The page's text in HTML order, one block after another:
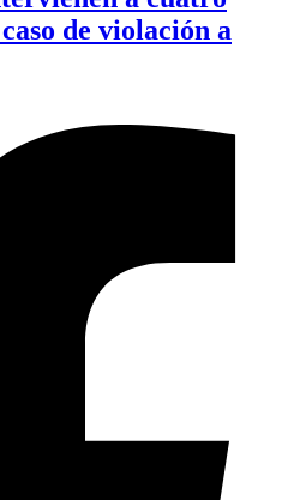
de violación a